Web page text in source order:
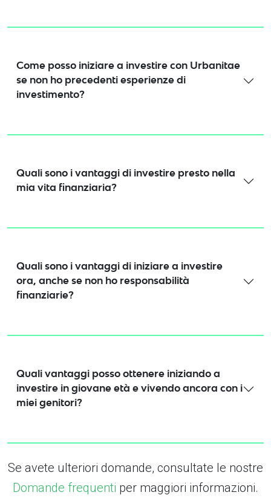
Come posso iniziare a investire con Urbanitae
se non ho precedenti esperienze di
investimento?
Quali sono i vantaggi di investire presto nella
mia vita finanziaria?
Quali sono i vantaggi di iniziare a investire
ora, anche se non ho responsabilità
finanziarie?
Quali vantaggi posso ottenere iniziando a
investire in giovane età e vivendo ancora con i
miei genitori?
Se avete ulteriori domande, consultate le nostre
Domande frequenti per maggiori informazioni.